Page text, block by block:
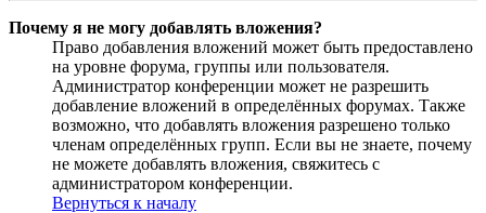
Почему я не могу добавлять вложения?
Право добавления вложений может быть предоставлено
на уровне форума, группы или пользователя.
Администратор конференции может не разрешить
добавление вложений в определённых форумах. Также
возможно, что добавлять вложения разрешено только
членам определённых групп. Если вы не знаете, почему
не можете добавлять вложения, свяжитесь с
администратором конференции.
Вернуться к началу